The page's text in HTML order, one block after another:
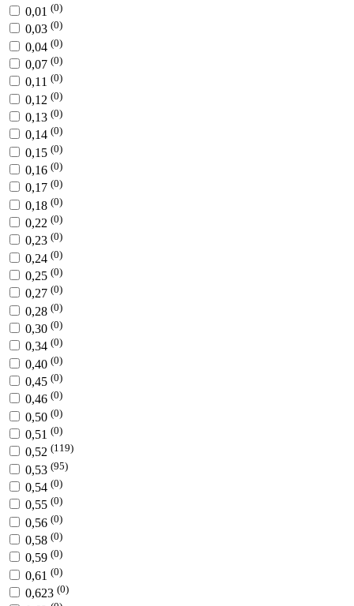
0,01 (0)
0,03 (0)
0,04 (0)
0,07 (0)
0,11 (0)
0,12 (0)
0,13 (0)
0,14 (0)
0,15 (0)
0,16 (0)
0,17 (0)
0,18 (0)
0,22 (0)
0,23 (0)
0,24 (0)
0,25 (0)
0,27 (0)
0,28 (0)
0,30 (0)
0,34 (0)
0,40 (0)
0,45 (0)
0,46 (0)
0,50 (0)
0,51 (0)
0,52 (119)
0,53 (95)
0,54 (0)
0,55 (0)
0,56 (0)
0,58 (0)
0,59 (0)
0,61 (0)
0,623 (0)